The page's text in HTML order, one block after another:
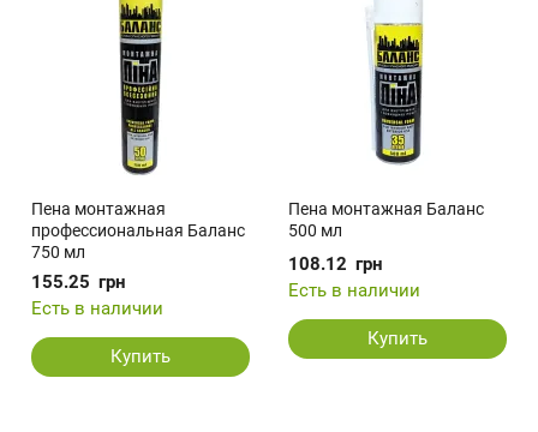
Пена монтажная
профессиональная Баланс
750 мл
155.25 грн
Есть в наличии
Купить
Пена монтажная Баланс
500 мл
108.12 грн
Есть в наличии
Купить